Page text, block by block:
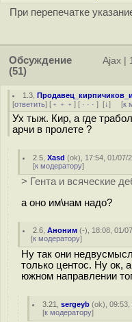
При перепечатке
Обсуждение
(51)
Ajax
1.3 ,
[ответить] [ ﹢﹢﹢ ] [ · · · ] [↓] [к
Ух тыж. Кир, а где
арчи в пролете ?
2.5 ,Xasd (ok), 17:54, 01/07/
[к модератору]
> Гента и всяческие
а оно им\нам надо?
2.6 ,Аноним (-), 18:08, 01/
[к модератору]
Ну так они
только центос. Ну ок,
южном направлении
3.21 ,sergeyb (ok), 09:53,
[к модератору]